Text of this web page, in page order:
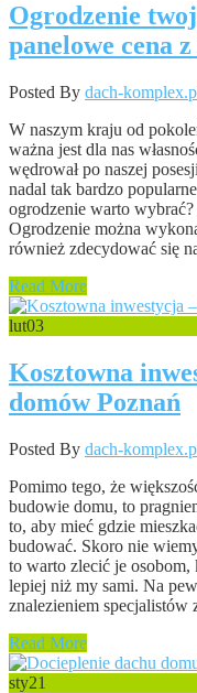
Ogrodzenie
panelowe cena
Posted By dach-
W naszym kraju od
ważna jest dla nas
wędrował po naszej
nadal tak bardzo
ogrodzenie warto
Ogrodzenie można
również zdecydować się
Read More
lut03
Kosztowna
domów Poznań
Posted By dach-
Pomimo tego, że
budowie domu, to
to, aby mieć gdzie
budować. Skoro nie
to warto zlecić je osobom,
lepiej niż my sami. Na
znalezieniem
Read More
sty21